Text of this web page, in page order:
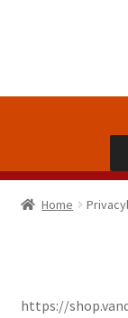
Home
https://